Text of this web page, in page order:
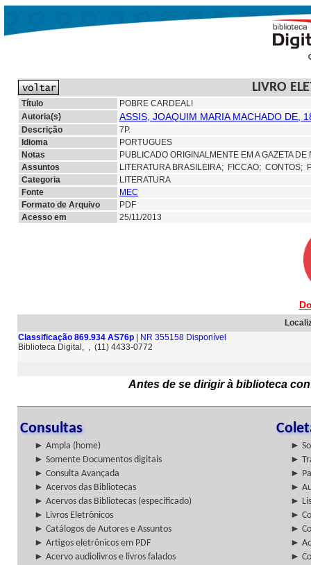
LIVRO
Título
POBRE CARDEAL!
Autoria(s)
ASSIS, JOAQUIM MARIA MACHADO DE,
Descrição
7P.
Idioma
PORTUGUES
Notas
PUBLICADO ORIGINALMENTE EM A GAZETA DE
Assuntos
LITERATURA BRASILEIRA; FICCAO; CONTOS;
Categoria
LITERATURA
Fonte
MEC
Formato de Arquivo
PDF
Acesso em
25/11/2013
Classificação 869.934 AS76p | NR 355158 Disponível
Biblioteca Digital, , (11) 4433-0772
Antes de se dirigir à biblioteca
Consultas
► Ampla (home)
►
► Somente Documentos digitais
►
► Consulta Avançada
►
► Acervos das Bibliotecas
►
► Acervos das Bibliotecas (especificado)
►
► Livros Eletrônicos
►
► Catálogos de Autores e Assuntos
►
► Artigos eletrônicos em PDF
►
► Acervo audiolivros e livros falados
►